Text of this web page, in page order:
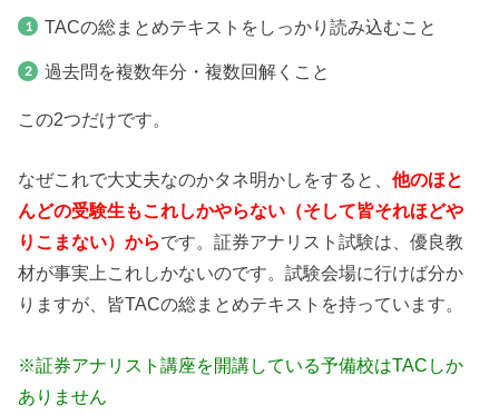
TACの総まとめテキストをしっかり読み込むこと
過去問を複数年分・複数回解くこと
この2つだけです。
なぜこれで大丈夫なのかタネ明かしをすると、他のほと
んどの受験生もこれしかやらない（そして皆それほどや
りこまない）からです。証券アナリスト試験は、優良教
材が事実上これしかないのです。試験会場に行けば分か
りますが、皆TACの総まとめテキストを持っています。
※証券アナリスト講座を開講している予備校はTACしか
ありません